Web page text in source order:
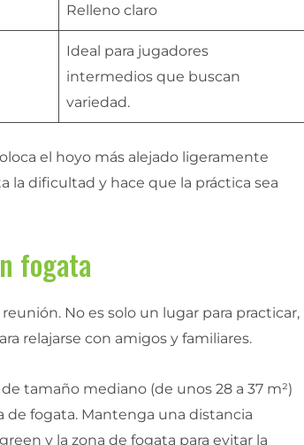
Relleno claro
Ideal para jugadores
intermedios que buscan
variedad.
el hoyo más alejado ligeramente
la dificultad y hace que la práctica sea
fogata
No es solo un lugar para practicar,
relajarse con amigos y familiares.
tamaño mediano (de unos 28 a 37 m²)
de fogata. Mantenga una distancia
y la zona de fogata para evitar la